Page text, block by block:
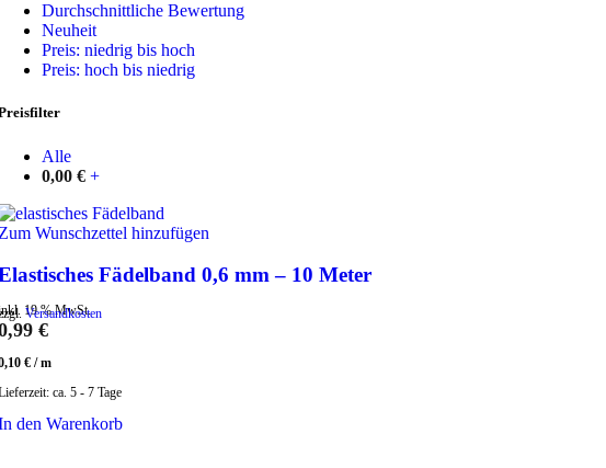
Durchschnittliche Bewertung
Neuheit
Preis: niedrig bis hoch
Preis: hoch bis niedrig
Alle
0,00 € +
Wunschzettel hinzufügen
Fädelband 0,6 mm – 10 Meter
19 % MwSt.
Versandkosten
€
€ /m
ca. 5 - 7 Tage
den Warenkorb